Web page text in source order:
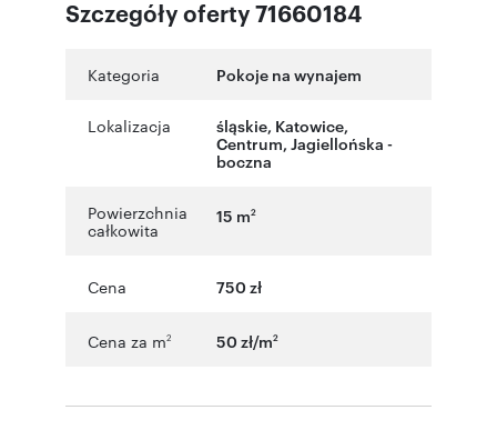
Szczegóły oferty 71660184
Kategoria Pokoje na wynajem
Lokalizacja śląskie, Katowice,
Centrum, Jagiellońska -
boczna
Powierzchnia
całkowita
15 m2
Cena 750 zł
Cena za m2 50 zł/m2